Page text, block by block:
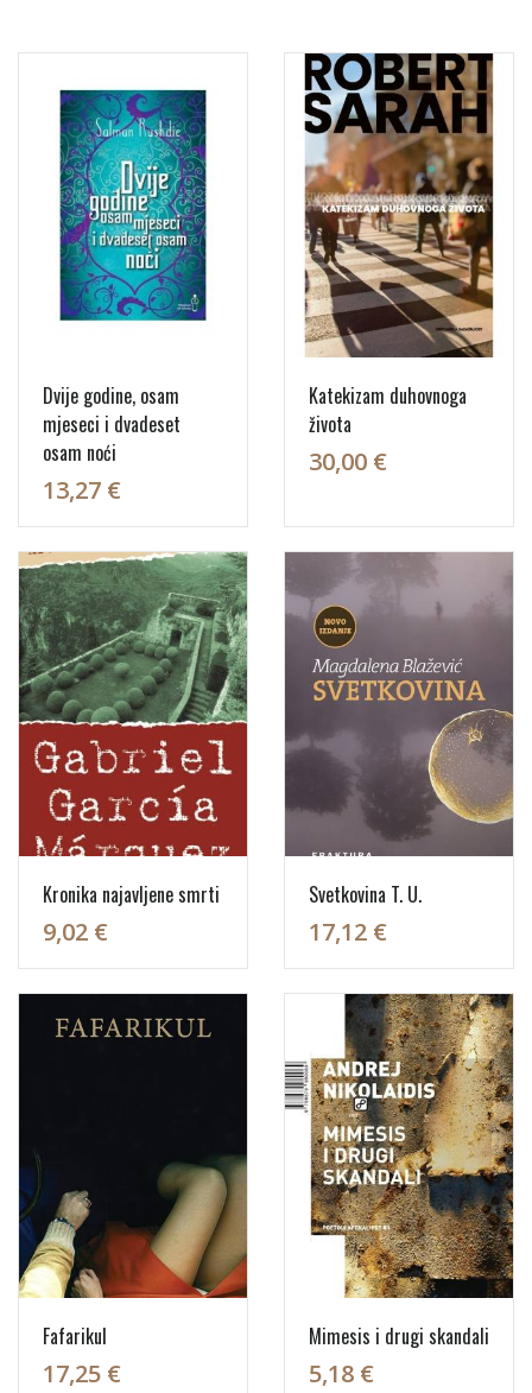
Dvije godine, osam
mjeseci i dvadeset
osam noći
13,27 €
Katekizam duhovnoga
života
30,00 €
Kronika najavljene smrti
9,02 €
Svetkovina T. U.
17,12 €
Fafarikul
17,25 €
Mimesis i drugi skandali
5,18 €